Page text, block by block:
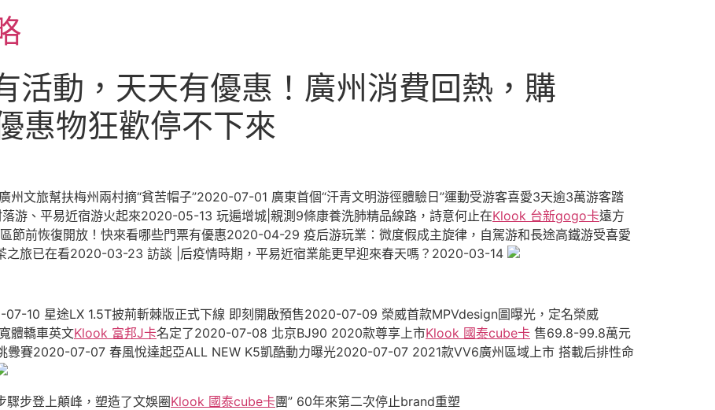
活動，天天有優惠！廣州消費回熱，購
惠物狂歡停不下來
州文旅幫扶梅州兩村摘“貧苦帽子”2020-07-01 廣東首個“汗青文明游徑體驗日”運動受游客喜愛3天逾3萬游客踏
游、平易近宿游火起來2020-05-13 玩遍增城|親測9條康養洗肺精品線路，詩意何止在Klook 台新gogo卡遠方
節前恢復開放！快來看哪些門票有優惠2020-04-29 疫后游玩業：微度假成主旋律，自駕游和長途高鐵游受喜愛
之旅已在看2020-03-23 訪談 |后疫情時期，平易近宿業能更早迎來春天嗎？2020-03-14
10 星途LX 1.5T披荊斬棘版正式下線 即刻開啟預售2020-07-09 榮威首款MPVdesign圖曝光，定名榮威
體轎車英文Klook 富邦J卡名定了2020-07-08 北京BJ90 2020款尊享上市Klook 國泰cube卡 售69.8-99.8萬元
釁賽2020-07-07 春風悅達起亞ALL NEW K5凱酷動力曝光2020-07-07 2021款VV6廣州區域上市 搭載后排性命
驟步登上顛峰，塑造了文娛圈Klook 國泰cube卡團” 60年來第二次停止brand重塑